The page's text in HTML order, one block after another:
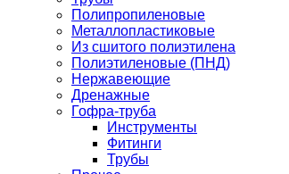
Полипропиленовые
Металлопластиковые
Из сшитого полиэтилена
Полиэтиленовые (ПНД)
Нержавеющие
Дренажные
Гофра-труба
Инструменты
Фитинги
Трубы